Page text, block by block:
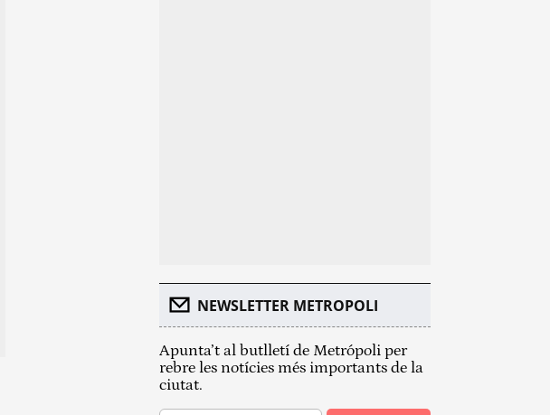
NEWSLETTER METROPOLI
Apunta’t al butlletí de Metrópoli per
rebre les notícies més importants de la
ciutat.